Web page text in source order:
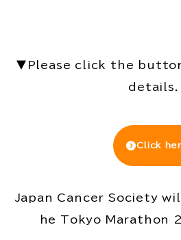
▼Please click the
details.
Click
Japan Cancer Society
he Tokyo Marathon